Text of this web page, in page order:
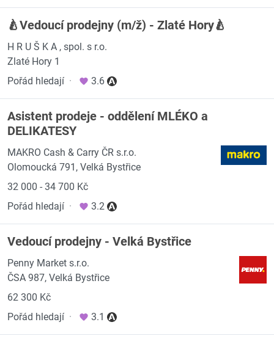
🍐Vedoucí prodejny (m/ž) - Zlaté Hory🍐
H R U Š K A , spol. s r.o.
Zlaté Hory 1
Pořád hledají · 3.6
Asistent prodeje - oddělení MLÉKO a
DELIKATESY
MAKRO Cash & Carry ČR s.r.o.
Olomoucká 791, Velká Bystřice
32 000 - 34 700 Kč
Pořád hledají · 3.2
Vedoucí prodejny - Velká Bystřice
Penny Market s.r.o.
ČSA 987, Velká Bystřice
62 300 Kč
Pořád hledají · 3.1